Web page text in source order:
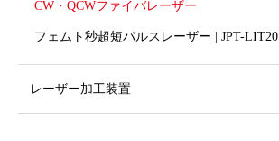
CW・QCWファイバレーザー
フェムト秒超短パルスレーザー | JPT-LIT20
レーザー加工装置